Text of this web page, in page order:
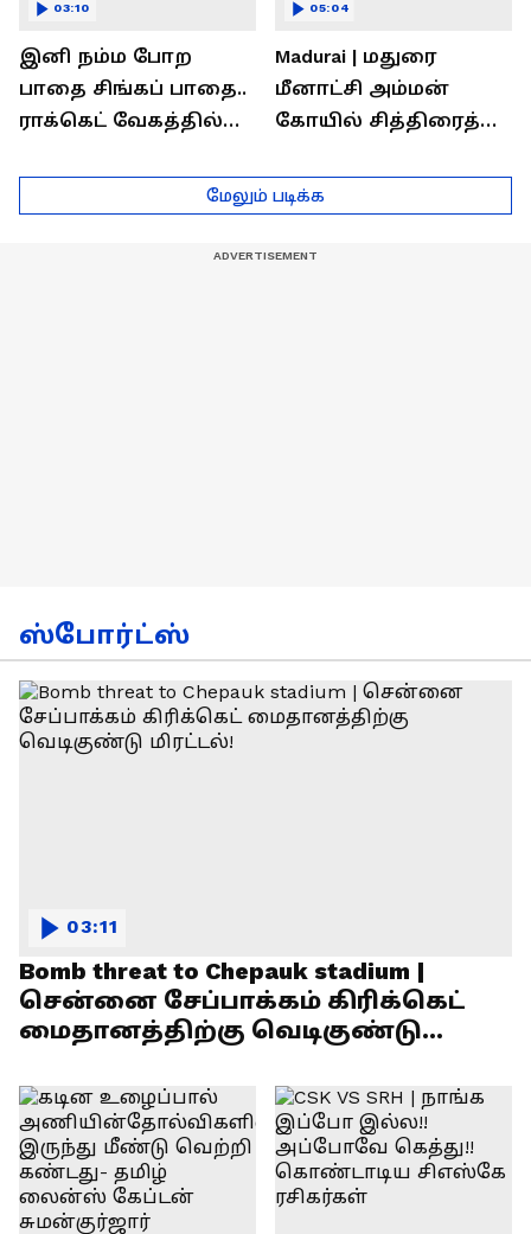
இனி நம்ம போற
பாதை சிங்கப் பாதை..
ராக்கெட் வேகத்தில்
திருச்சியில்
மு.க.ஸ்டாலின் உறுதி!
03:10
Madurai | மதுரை
மீனாட்சி அம்மன்
கோயில் சித்திரைத்
கோலாகலம்!
05:04
மேலும் படிக்க
ஸ்போர்ட்ஸ்
Bomb threat to Chepauk stadium |
சென்னை சேப்பாக்கம் கிரிக்கெட்
மைதானத்திற்கு வெடிகுண்டு
03:11